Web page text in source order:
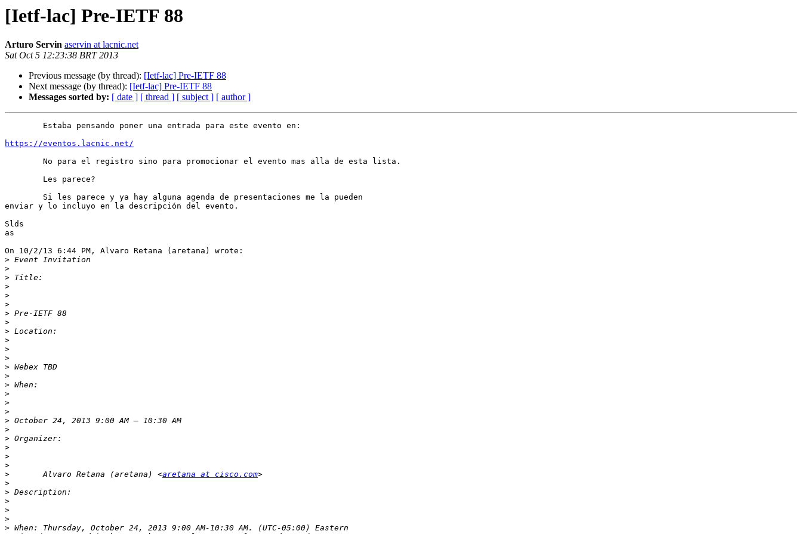
[Ietf-lac] Pre-IETF 88
Arturo Servin aservin at lacnic.net
Sat Oct 5 12:23:38 BRT 2013
Previous message (by thread): [Ietf-lac] Pre-IETF 88
Next message (by thread): [Ietf-lac] Pre-IETF 88
Messages sorted by: [ date ] [ thread ] [ subject ] [ author ]
https://eventos.lacnic.net/
enviar y lo incluyo en la descripción del evento.
Slds
as
On 10/2/13 6:44 PM, Alvaro Retana (aretana) wrote:
>
>
>
>
>
>
>
>
>
>
>
>
>
>
>
>
>
>
>
>
>
>
>
>
>
Alvaro Retana (aretana) <aretana at cisco.com
>
>
>
>
>
>